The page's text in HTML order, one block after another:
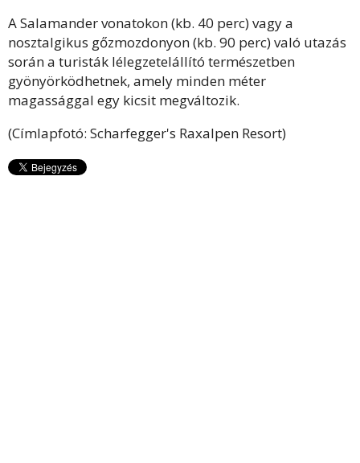
A Salamander vonatokon (kb. 40 perc) vagy a
nosztalgikus gőzmozdonyon (kb. 90 perc) való utazás
során a turisták lélegzetelállító természetben
gyönyörködhetnek, amely minden méter
magassággal egy kicsit megváltozik.
(Címlapfotó: Scharfegger's Raxalpen Resort)